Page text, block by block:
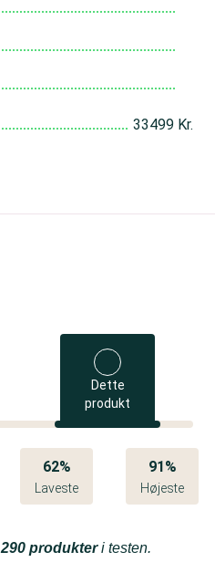
33499 Kr.
Dette
produkt
62%
Laveste
91%
Højeste
290 produkteri testen.